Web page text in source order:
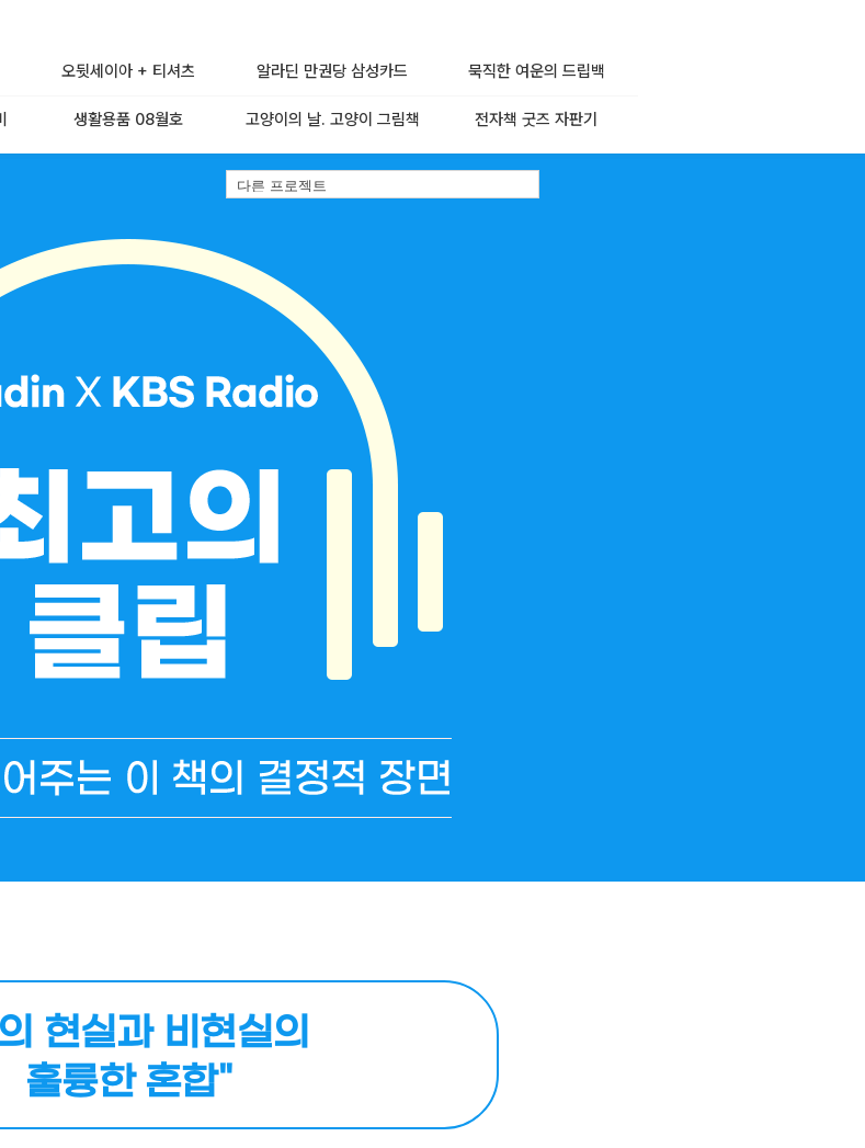
오뒷세이아 + 티셔츠 알라딘 만권당 삼성카드 묵직한 여운의 드립백
생활용품 08월호 고양이의 날. 고양이 그림책 전자책 굿즈 자판기
현실과 비현실의
훌륭한 혼합"